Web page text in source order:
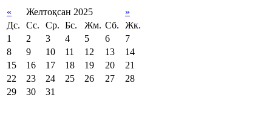
« Желтоқсан 2025
»
Дс.
Сс. Ср. Бс. Жм. Сб.
Жк.
1
2 3 4 5 6
7
8
9 10 11 12 13
14
15
16 17 18 19 20
21
22
23 24 25 26 27
28
29
30 31